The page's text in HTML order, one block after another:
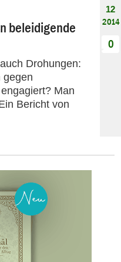
beleidigende
Drohungen:
gegen
Man
Bericht von
12
2014
0